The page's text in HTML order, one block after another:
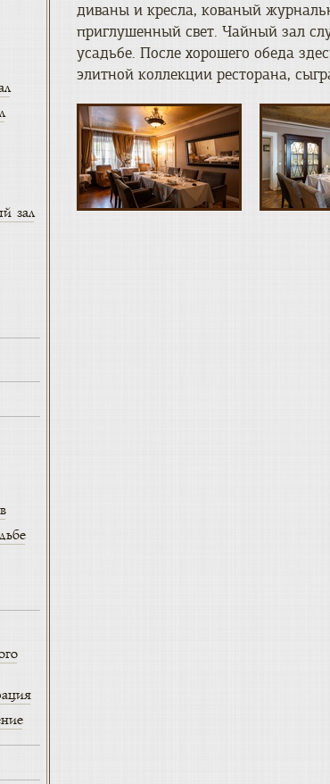
зал
диваны и кресла, кованый
приглушенный свет. Чайный зал
усадьбе. После хорошего обеда
элитной коллекции ресторана,